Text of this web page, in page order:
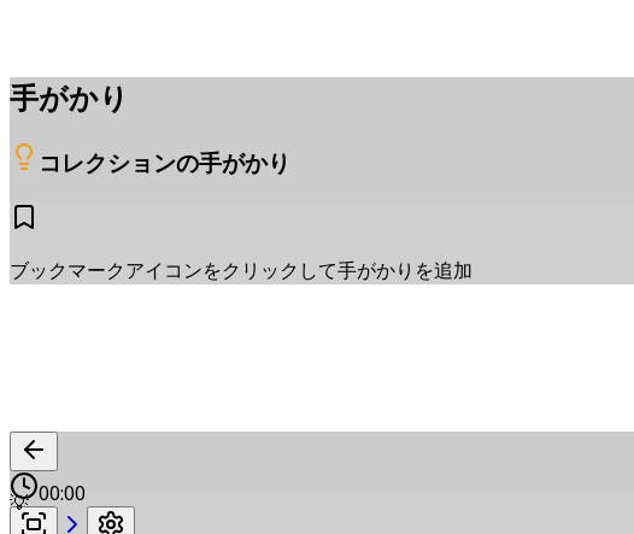
手がかり
コレクションの手がかり
ブックマークアイコンをクリックして手がかりを追加
00:00
💡